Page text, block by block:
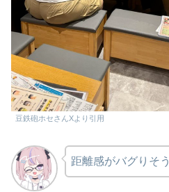
豆鉄砲ホセさんXより引用
距離感がバグりそ